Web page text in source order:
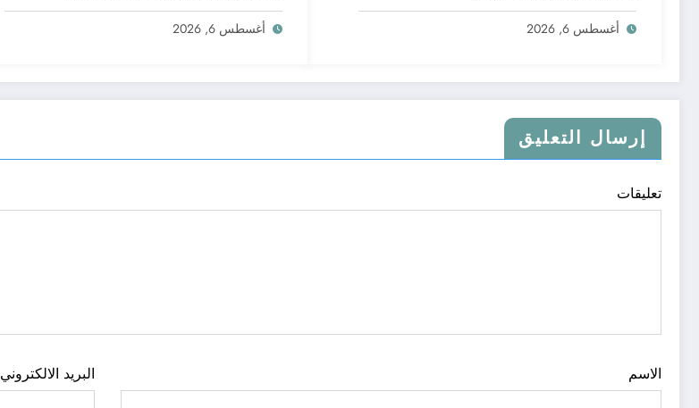
أغسطس 6, 2026 أغسطس 6, 2026
إرسال التعليق
تعليقات
الاسم البريد الالكتروني